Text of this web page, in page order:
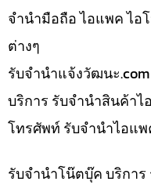
จำนำมือถือ ไอแพค ไอ
ต่างๆ
รับจํานําแจ้งวัฒนะ
บริการ รับจำนำสินค้า
โทรศัพท์ รับจำนำไอแ
รับจำนำโน๊ตบุ๊ค บริกา